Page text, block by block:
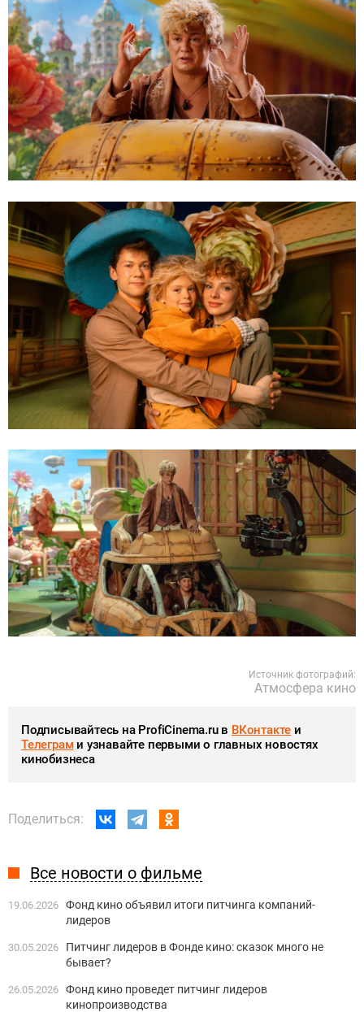
Источник фотографий:
Атмосфера кино
Подписывайтесь на ProfiCinema.ru в ВКонтакте и
Телеграми узнавайте первыми о главных новостях
кинобизнеса
Поделиться:
Все новости о фильме
19.06.2026 Фонд кино объявил итоги питчинга компаний-
лидеров
30.05.2026
Питчинг лидеров в Фонде кино: сказок много не
бывает?
26.05.2026 Фонд кино проведет питчинг лидеров
кинопроизводства